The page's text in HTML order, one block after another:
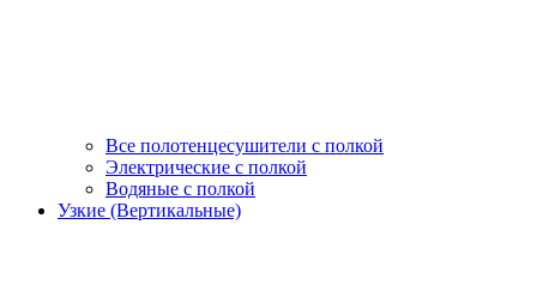
Все полотенцесушители с полкой
Электрические с полкой
Водяные с полкой
Узкие (Вертикальные)